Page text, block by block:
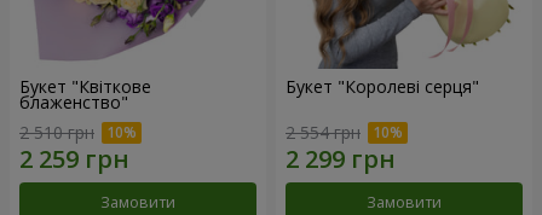
Букет "Квіткове
блаженство"
2 510 грн
Замовити
Букет "Королеві серця"
2 554 грн
Замовити